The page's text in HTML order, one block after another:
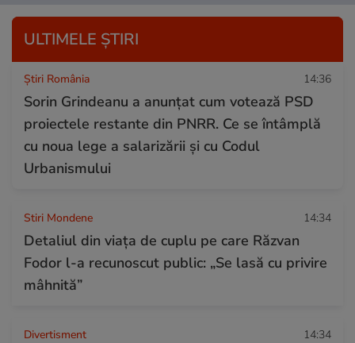
ULTIMELE ȘTIRI
Știri România 14:36
Sorin Grindeanu a anunțat cum votează PSD
proiectele restante din PNRR. Ce se întâmplă
cu noua lege a salarizării și cu Codul
Urbanismului
Stiri Mondene 14:34
Detaliul din viața de cuplu pe care Răzvan
Fodor l-a recunoscut public: „Se lasă cu privire
mâhnită”
Divertisment 14:34